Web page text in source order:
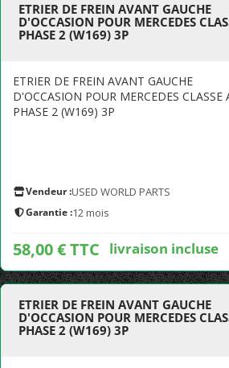
ETRIER DE FREIN AVANT GAUCHE
D'OCCASION POUR MERCEDES
PHASE 2 (W169) 3P
ETRIER DE FREIN AVANT GAUCHE
D'OCCASION POUR MERCEDES CLASSE
PHASE 2 (W169) 3P
Vendeur :USED WORLD PARTS
Garantie :12 mois
58,00 € TTC livraison incluse
ETRIER DE FREIN AVANT GAUCHE
D'OCCASION POUR MERCEDES
PHASE 2 (W169) 3P